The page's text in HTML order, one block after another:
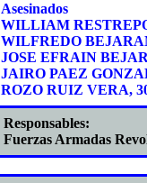
Asesinados
WILLIAM
WILFREDO
JOSE EFRAIN
JAIRO PAEZ
ROZO RUIZ VERA,
Responsables:
Fuerzas Armadas